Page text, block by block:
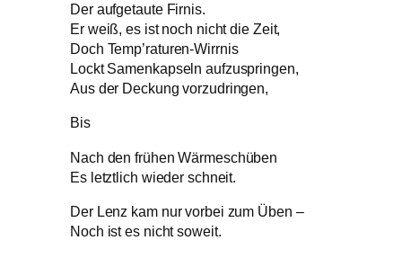
Der aufgetaute Firnis.
Er weiß, es ist noch nicht die Zeit,
Doch Temp’raturen-Wirrnis
Lockt Samenkapseln aufzuspringen,
Aus der Deckung vorzudringen,
Bis
Nach den frühen Wärmeschüben
Es letztlich wieder schneit.
Der Lenz kam nur vorbei zum Üben –
Noch ist es nicht soweit.